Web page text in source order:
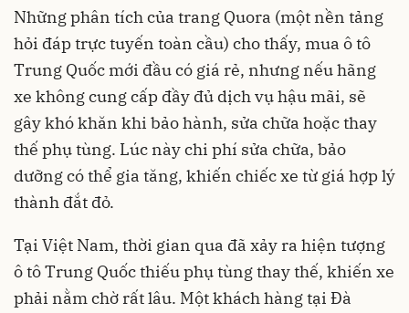
Những phân tích của trang Quora (một nền tảng
hỏi đáp trực tuyến toàn cầu) cho thấy, mua ô tô
Trung Quốc mới đầu có giá rẻ, nhưng nếu hãng
xe không cung cấp đầy đủ dịch vụ hậu mãi, sẽ
gây khó khăn khi bảo hành, sửa chữa hoặc thay
thế phụ tùng. Lúc này chi phí sửa chữa, bảo
dưỡng có thể gia tăng, khiến chiếc xe từ giá hợp lý
thành đắt đỏ.
Tại Việt Nam, thời gian qua đã xảy ra hiện tượng
ô tô Trung Quốc thiếu phụ tùng thay thế, khiến xe
phải nằm chờ rất lâu. Một khách hàng tại Đà